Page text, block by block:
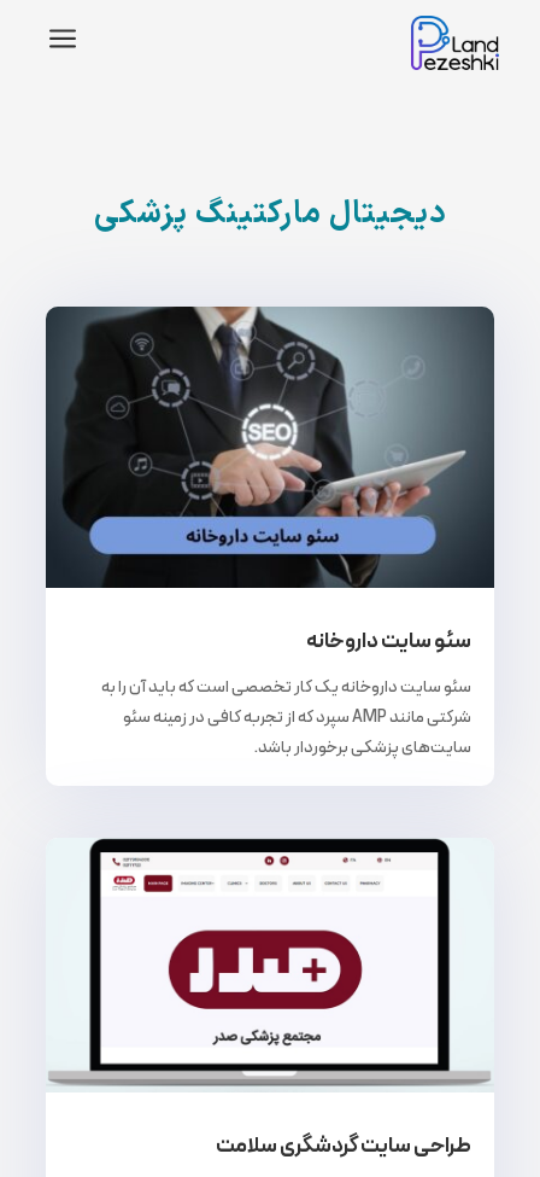
a
دیجیتال مارکتینگ پزشکی
سئو سایت داروخانه
سئو سایت داروخانه یک کار تخصصی است که باید آن را به
شرکتی مانند AMP سپرد که از تجربه کافی در زمینه سئو
سایت‌های پزشکی برخوردار باشد.
طراحی سایت گردشگری سلامت